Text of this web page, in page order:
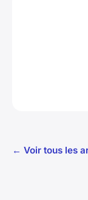
← Voir tous les